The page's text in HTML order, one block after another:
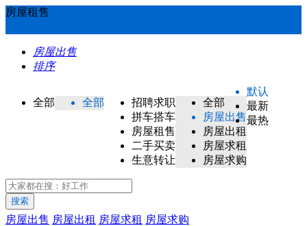
房屋租售
房屋出售
排序
全部 全部
招聘求职
拼车搭车
房屋租售
二手买卖
生意转让
全部
房屋出售
房屋出租
房屋求租
房屋求购
默认
最新
最热
搜索
房屋出售 房屋出租 房屋求租 房屋求购